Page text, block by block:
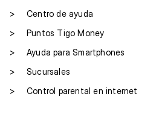
>
Centro de ayuda
>
Puntos Tigo Money
>
Ayuda para Smartphones
>
Sucursales
>
Control parental en internet